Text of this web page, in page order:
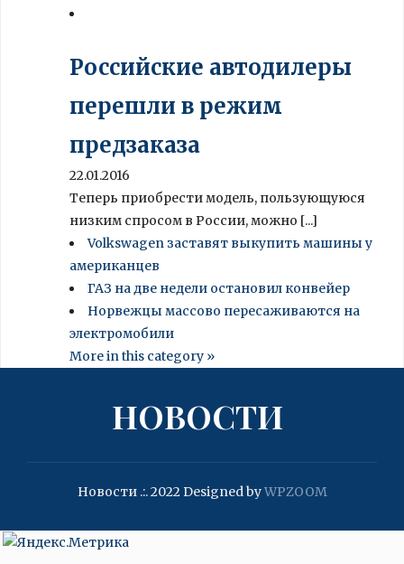
Российские автодилеры
перешли в режим
предзаказа
22.01.2016
Теперь приобрести модель, пользующуюся
низким спросом в России, можно [...]
Volkswagen заставят выкупить машины у
американцев
ГАЗ на две недели остановил конвейер
Норвежцы массово пересаживаются на
электромобили
More in this category »
НОВОСТИ
Новости .:. 2022Designed byWPZOOM